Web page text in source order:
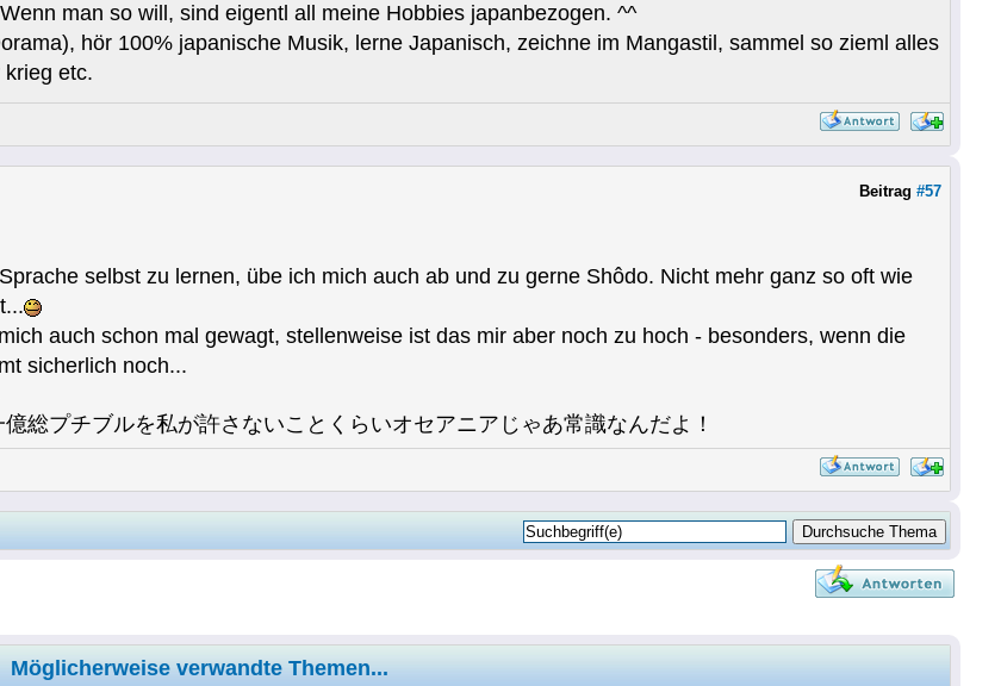
man so will, sind eigentl all meine Hobbies japanbezogen. ^^
hör 100% japanische Musik, lerne Japanisch, zeichne im Mangastil, sammel so zieml alles
etc.
Beitrag #57
selbst zu lernen, übe ich mich auch ab und zu gerne Shôdo. Nicht mehr ganz so oft wie
auch schon mal gewagt, stellenweise ist das mir aber noch zu hoch - besonders, wenn die
sicherlich noch...
総プチブルを私が許さないことくらいオセアニアじゃあ常識なんだよ！
Möglicherweise verwandte Themen...